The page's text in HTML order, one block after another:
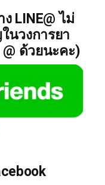
LINE@ ไม่
นวงการยา
@ ด้วยนะคะ)